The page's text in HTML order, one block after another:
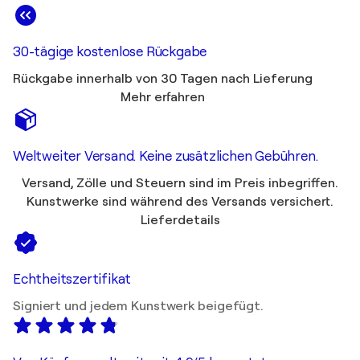
30-tägige kostenlose Rückgabe
Rückgabe innerhalb von 30 Tagen nach Lieferung
Mehr erfahren
Weltweiter Versand. Keine zusätzlichen Gebühren.
Versand, Zölle und Steuern sind im Preis inbegriffen.
Kunstwerke sind während des Versands versichert.
Lieferdetails
Echtheitszertifikat
Signiert und jedem Kunstwerk beigefügt.